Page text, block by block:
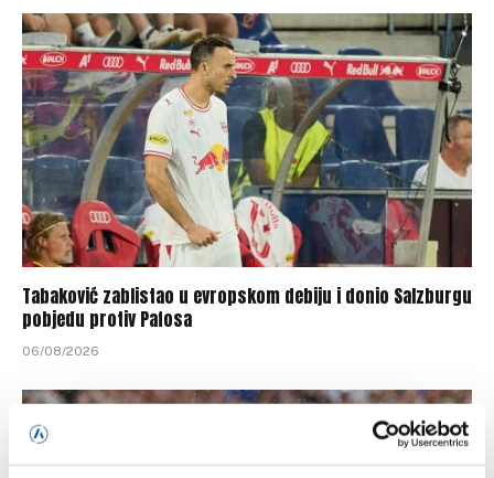
Tabaković zablistao u evropskom debiju i donio Salzburgu
pobjedu protiv Pafosa
06/08/2026